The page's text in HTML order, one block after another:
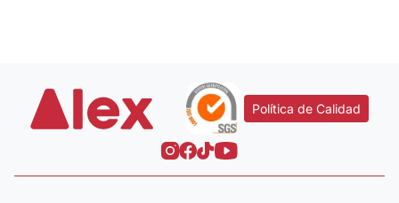
Política de Calidad